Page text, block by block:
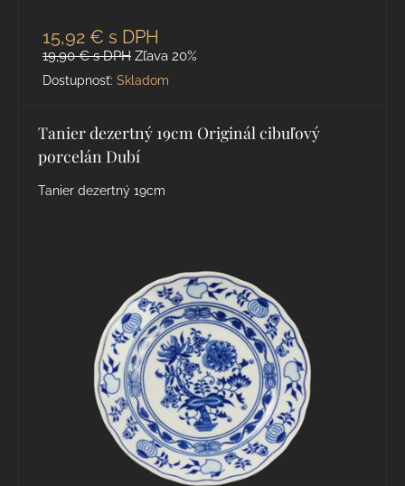
15,92 € s DPH
19,90 €s DPH Zľava 20%
Dostupnosť: Skladom
Tanier dezertný 19cm Originál cibuľový
porcelán Dubí
Tanier dezertný 19cm